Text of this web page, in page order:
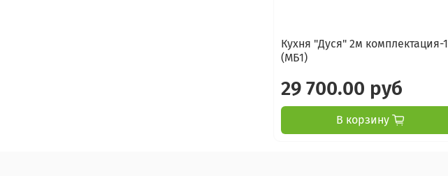
Кухня "Дуся" 2м комплектация-1
(МБ1)
29 700.00 руб
В корзину